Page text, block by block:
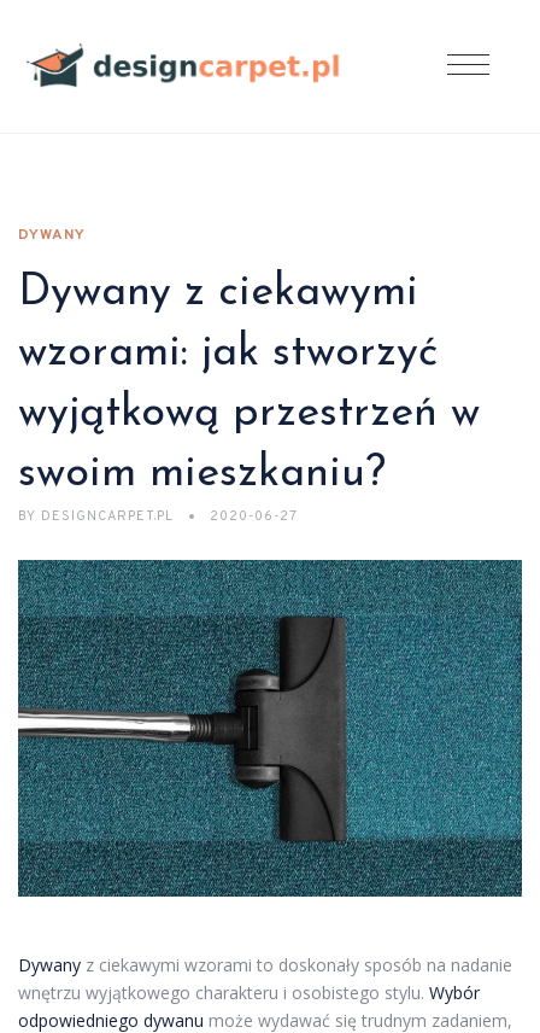
DYWANY
Dywany z ciekawymi
wzorami: jak stworzyć
wyjątkową przestrzeń w
swoim mieszkaniu?
BY DESIGNCARPET.PL 2020-06-27
Dywany z ciekawymi wzorami to doskonały sposób na nadanie
wnętrzu wyjątkowego charakteru i osobistego stylu. Wybór
odpowiedniego dywanu może wydawać się trudnym zadaniem,